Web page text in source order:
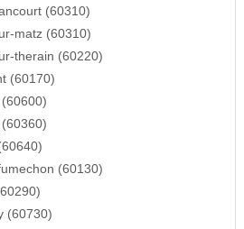
(60310)
matz (60310)
therain (60220)
(60170)
(60130)
(60730)